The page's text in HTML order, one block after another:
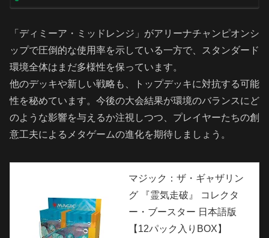
「ディミーア・ミッドレンジ」がアリーナチャンピオンシ
ップで圧倒的な使用率を示している一方で、スタンダード
環境全体はまだ多様性を保っています。
他のデッキや新しい戦略も、トップデッキに対抗する可能
性を秘めています。今後の大会結果が環境のバランスにど
のような影響を与えるか注視しつつ、プレイヤーたちの創
意工夫によるメタゲームの進化を期待しましょう。
マジック：ザ・ギャザリン
グ 『霊気走破』 コレクタ
ー・ブースター 日本語版
【12パック入りBOX】